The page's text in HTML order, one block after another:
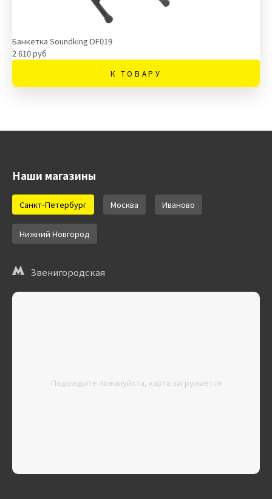
Банкетка Soundking DF019
2 610 руб
К ТОВАРУ
Наши магазины
Санкт-Петербург Москва Иваново
Нижний Новгород
Звенигородская
Подождите пожалуйста, карта загружается